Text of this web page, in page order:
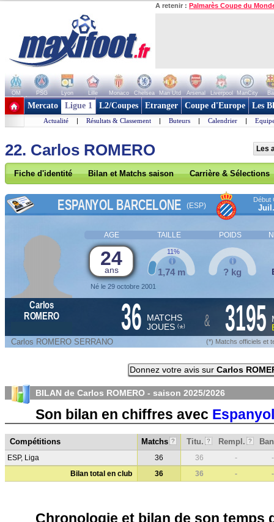
A retenir : Palmarès Coupe du
OM PSG Lyon Lille Monaco Chelsea Man Utd Arsenal Liverpool ManCity
+ de clubs
Mercato Ligue 1 L2/Coupes Etranger Coupe d'Europe Les
Actualité | Résultats & Classement | Buteurs | Calendrier |
22. Carlos ROMERO Les
Fiche d'identité Bilan et Matchs saison Carrière & Sélections
ESPANYOL BARCELONE (ESP)
Début
AGE TAILLE POIDS
24
ans
Né le 29 octobre 2001
1,74 m
11%
? kg
Carlos
ROMERO
36 MATCHS
JOUES (*) & 3195
Carlos ROMERO SERRANO (*) Matchs officiels et
Donnez votre avis sur Carlos
BILAN de Carlos ROMERO - saison 2025/2026
Son bilan en chiffres avec
Compétitions Matchs ? Titu. ? Rempl. ?
ESP, Liga 36 36 -
-
Bilan total en club
36 36 - -
Chronologie et bilan de son temps